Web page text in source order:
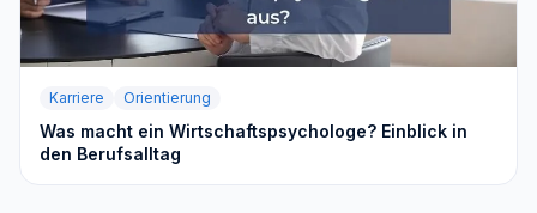
Karriere Orientierung
Was macht ein Wirtschaftspsychologe? Einblick in
den Berufsalltag